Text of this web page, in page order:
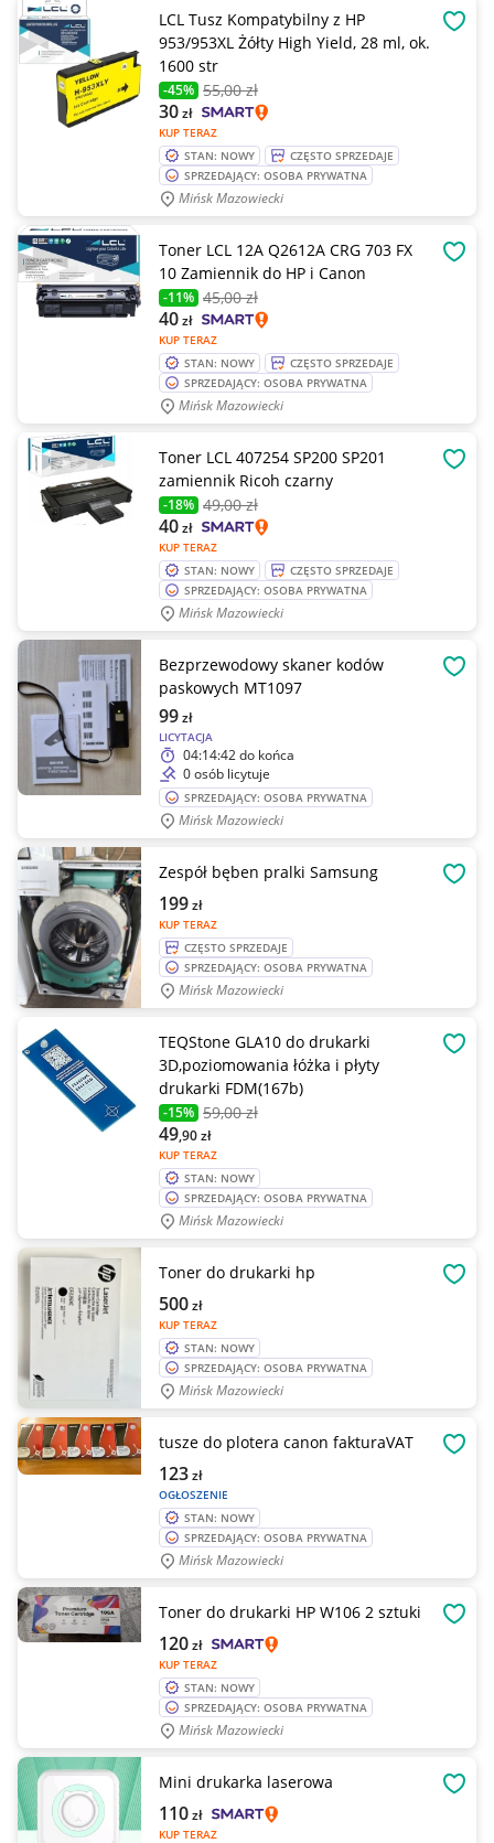
LCL Tusz Kompatybilny z HP
953/953XL Żółty High Yield, 28 ml, ok.
1600 str
-45% 55,00 zł
KUP TERAZ
30zł
STAN: NOWY
CZĘSTO SPRZEDAJE
SPRZEDAJĄCY: OSOBA PRYWATNA
Mińsk Mazowiecki
Toner LCL 12A Q2612A CRG 703 FX
10 Zamiennik do HP i Canon
-11% 45,00 zł
KUP TERAZ
40zł
STAN: NOWY
CZĘSTO SPRZEDAJE
SPRZEDAJĄCY: OSOBA PRYWATNA
Mińsk Mazowiecki
Toner LCL 407254 SP200 SP201
zamiennik Ricoh czarny
-18% 49,00 zł
KUP TERAZ
40zł
STAN: NOWY
CZĘSTO SPRZEDAJE
SPRZEDAJĄCY: OSOBA PRYWATNA
Mińsk Mazowiecki
Bezprzewodowy skaner kodów
paskowych MT1097
LICYTACJA
99zł
04:14:42do końca
0 osób licytuje
SPRZEDAJĄCY: OSOBA PRYWATNA
Mińsk Mazowiecki
Zespół bęben pralki Samsung
KUP TERAZ
199zł
CZĘSTO SPRZEDAJE
SPRZEDAJĄCY: OSOBA PRYWATNA
Mińsk Mazowiecki
TEQStone GLA10 do drukarki
3D,poziomowania łóżka i płyty
drukarki FDM(167b)
-15% 59,00 zł
KUP TERAZ
49,90zł
STAN: NOWY
SPRZEDAJĄCY: OSOBA PRYWATNA
Mińsk Mazowiecki
Toner do drukarki hp
KUP TERAZ
500zł
STAN: NOWY
SPRZEDAJĄCY: OSOBA PRYWATNA
Mińsk Mazowiecki
tusze do plotera canon fakturaVAT
OGŁOSZENIE
123zł
STAN: NOWY
SPRZEDAJĄCY: OSOBA PRYWATNA
Mińsk Mazowiecki
Toner do drukarki HP W106 2 sztuki
KUP TERAZ
120zł
STAN: NOWY
SPRZEDAJĄCY: OSOBA PRYWATNA
Mińsk Mazowiecki
Mini drukarka laserowa
KUP TERAZ
110zł